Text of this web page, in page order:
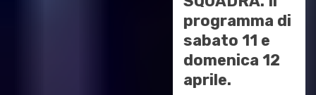
programma di
sabato 11 e
domenica 12
aprile.